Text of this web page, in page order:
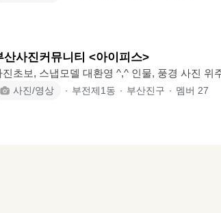
참석 부탁드립니다 *월 회비 2000원 있습니다(년 회
비는 2만원) 매월 5일 입금 부탁드
산사진커뮤니티 <아이피스>
보, 스냅모델 대환영 ^,^ 인물, 풍경 사진 위주의 중,소규모 출사모임입니다.
로 경남권 계절명소 찾아다니며 주말 위주로 활동합니다. ●이런분들
사진/영상 ∙ 부전제1동 ∙ 부산진구 ∙ 멤버 27